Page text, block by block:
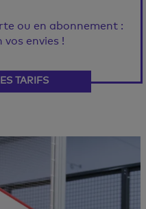
ou en abonnement :
envies !
TARIFS